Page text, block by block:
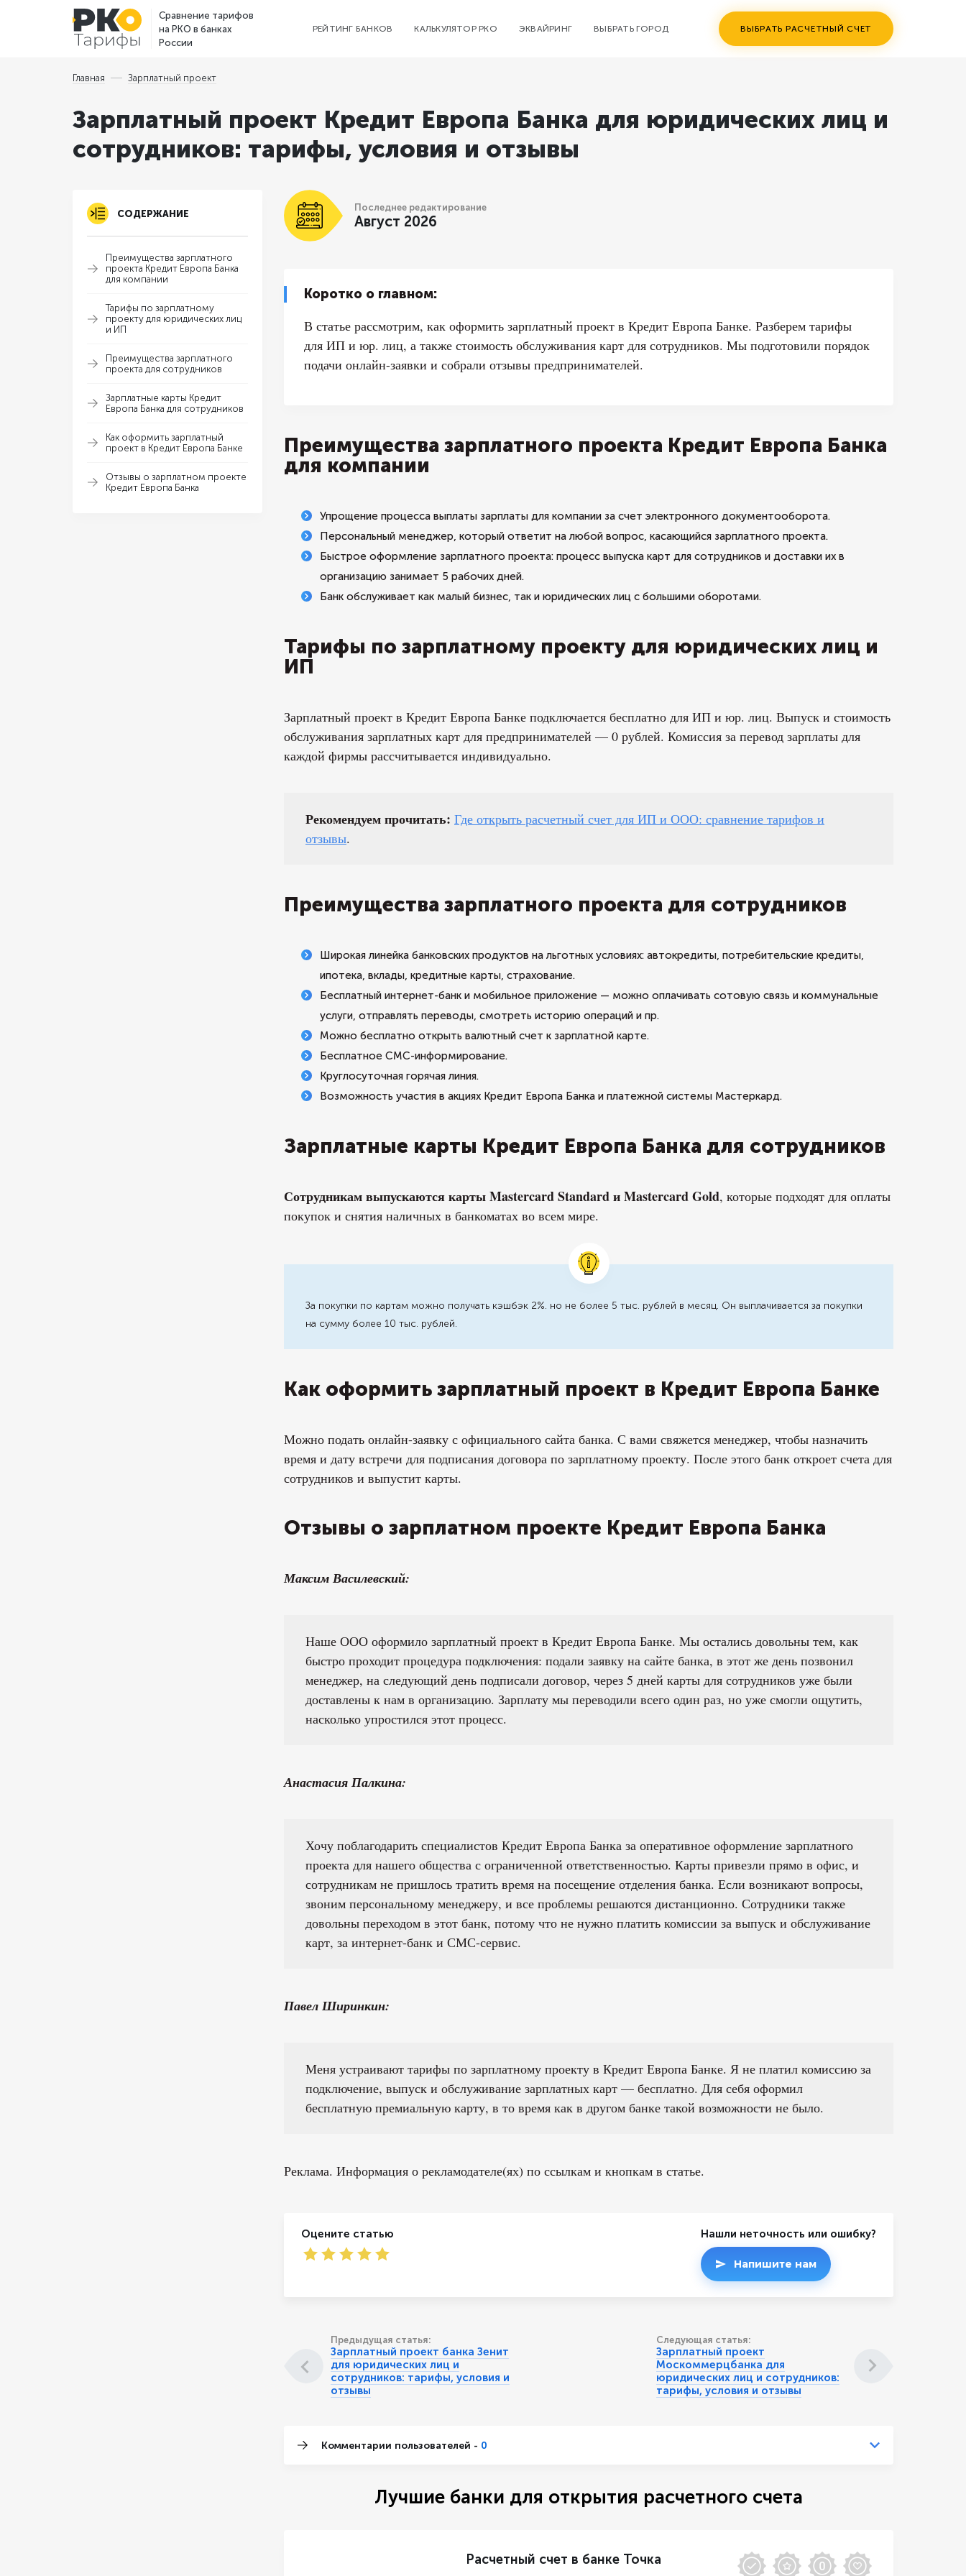
Сравнение тарифов
на РКО в банках
России
РЕЙТИНГ БАНКОВ КАЛЬКУЛЯТОР РКО ЭКВАЙРИНГ ВЫБРАТЬ ГОРОД ВЫБРАТЬ РАСЧЕТНЫЙ СЧЕТ
Главная Зарплатный проект
Зарплатный проект Кредит Европа Банка для юридических лиц и
сотрудников: тарифы, условия и отзывы
СОДЕРЖАНИЕ
Преимущества зарплатного
проекта Кредит Европа Банка
для компании
Тарифы по зарплатному
проекту для юридических лиц
и ИП
Преимущества зарплатного
проекта для сотрудников
Зарплатные карты Кредит
Европа Банка для сотрудников
Как оформить зарплатный
проект в Кредит Европа Банке
Отзывы о зарплатном проекте
Кредит Европа Банка
Последнее редактирование
Август 2026
Коротко о главном:
В статье рассмотрим, как оформить зарплатный проект в Кредит Европа Банке. Разберем тарифы
для ИП и юр. лиц, а также стоимость обслуживания карт для сотрудников. Мы подготовили порядок
подачи онлайн-заявки и собрали отзывы предпринимателей.
Преимущества зарплатного проекта Кредит Европа Банка
для компании
Упрощение процесса выплаты зарплаты для компании за счет электронного документооборота.
Персональный менеджер, который ответит на любой вопрос, касающийся зарплатного проекта.
Быстрое оформление зарплатного проекта: процесс выпуска карт для сотрудников и доставки их в
организацию занимает 5 рабочих дней.
Банк обслуживает как малый бизнес, так и юридических лиц с большими оборотами.
Тарифы по зарплатному проекту для юридических лиц и
ИП
Зарплатный проект в Кредит Европа Банке подключается бесплатно для ИП и юр. лиц. Выпуск и стоимость
обслуживания зарплатных карт для предпринимателей — 0 рублей. Комиссия за перевод зарплаты для
каждой фирмы рассчитывается индивидуально.
Рекомендуем прочитать: Где открыть расчетный счет для ИП и ООО: сравнение тарифов и
отзывы.
Преимущества зарплатного проекта для сотрудников
Широкая линейка банковских продуктов на льготных условиях: автокредиты, потребительские кредиты,
ипотека, вклады, кредитные карты, страхование.
Бесплатный интернет-банк и мобильное приложение — можно оплачивать сотовую связь и коммунальные
услуги, отправлять переводы, смотреть историю операций и пр.
Можно бесплатно открыть валютный счет к зарплатной карте.
Бесплатное СМС-информирование.
Круглосуточная горячая линия.
Возможность участия в акциях Кредит Европа Банка и платежной системы Мастеркард.
Зарплатные карты Кредит Европа Банка для сотрудников
Сотрудникам выпускаются карты Mastercard Standard и Mastercard Gold, которые подходят для оплаты
покупок и снятия наличных в банкоматах во всем мире.
За покупки по картам можно получать кэшбэк 2%. но не более 5 тыс. рублей в месяц. Он выплачивается за покупки
на сумму более 10 тыс. рублей.
Как оформить зарплатный проект в Кредит Европа Банке
Можно подать онлайн-заявку с официального сайта банка. С вами свяжется менеджер, чтобы назначить
время и дату встречи для подписания договора по зарплатному проекту. После этого банк откроет счета для
сотрудников и выпустит карты.
Отзывы о зарплатном проекте Кредит Европа Банка
Максим Василевский:
Наше ООО оформило зарплатный проект в Кредит Европа Банке. Мы остались довольны тем, как
быстро проходит процедура подключения: подали заявку на сайте банка, в этот же день позвонил
менеджер, на следующий день подписали договор, через 5 дней карты для сотрудников уже были
доставлены к нам в организацию. Зарплату мы переводили всего один раз, но уже смогли ощутить,
насколько упростился этот процесс.
Анастасия Палкина:
Хочу поблагодарить специалистов Кредит Европа Банка за оперативное оформление зарплатного
проекта для нашего общества с ограниченной ответственностью. Карты привезли прямо в офис, и
сотрудникам не пришлось тратить время на посещение отделения банка. Если возникают вопросы,
звоним персональному менеджеру, и все проблемы решаются дистанционно. Сотрудники также
довольны переходом в этот банк, потому что не нужно платить комиссии за выпуск и обслуживание
карт, за интернет-банк и СМС-сервис.
Павел Ширинкин:
Меня устраивают тарифы по зарплатному проекту в Кредит Европа Банке. Я не платил комиссию за
подключение, выпуск и обслуживание зарплатных карт — бесплатно. Для себя оформил
бесплатную премиальную карту, в то время как в другом банке такой возможности не было.
Реклама. Информация о рекламодателе(ях) по ссылкам и кнопкам в статье.
Оцените статью Нашли неточность или ошибку?
Напишите нам
Предыдущая статья:
Зарплатный проект банка Зенит
для юридических лиц и
сотрудников: тарифы, условия и
отзывы
Следующая статья:
Зарплатный проект
Москоммерцбанка для
юридических лиц и сотрудников:
тарифы, условия и отзывы
Комментарии пользователей - 0
Лучшие банки для открытия расчетного счета
Расчетный счет в банке Точка